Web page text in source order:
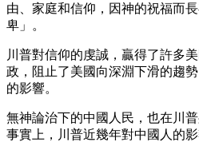
由、家庭和信仰，因神的祝福而
卑」。
川普對信仰的虔誠，贏得了許多
政，阻止了美國向深淵下滑的趨
的影響。
無神論治下的中國人民，也在川
事實上，川普近幾年對中國人的